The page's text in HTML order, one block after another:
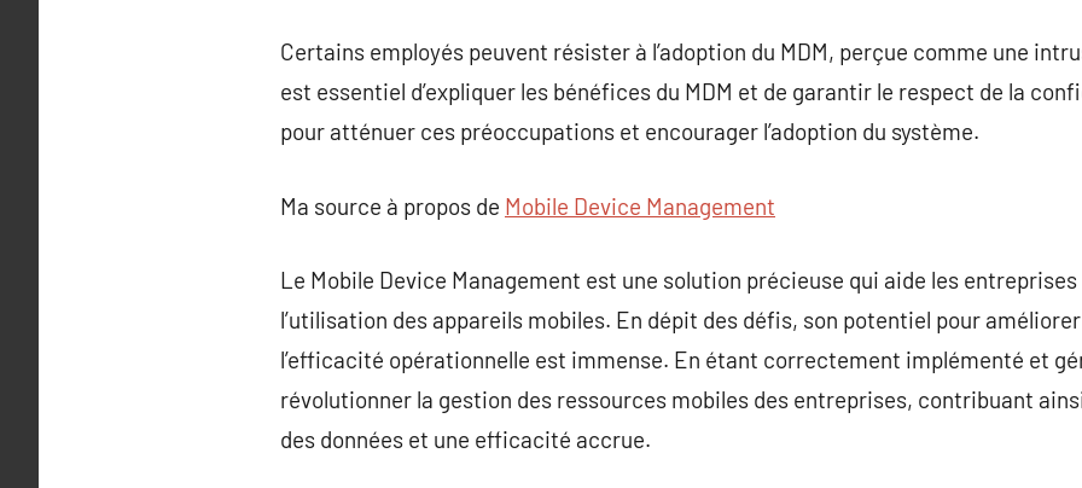
Certains employés peuvent résister à l’adoption du MDM, perçue comme une
est essentiel d’expliquer les bénéfices du MDM et de garantir le respect de la
pour atténuer ces préoccupations et encourager l’adoption du système.
Ma source à propos de Mobile Device Management
Le Mobile Device Management est une solution précieuse qui aide les
l’utilisation des appareils mobiles. En dépit des défis, son potentiel pour
l’efficacité opérationnelle est immense. En étant correctement implémenté et
révolutionner la gestion des ressources mobiles des entreprises, contribuant
des données et une efficacité accrue.